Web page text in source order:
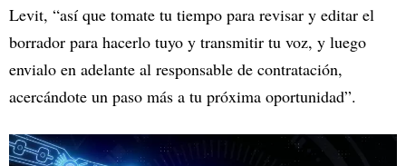
Levit, “así que tomate tu tiempo para revisar y editar el
borrador para hacerlo tuyo y transmitir tu voz, y luego
envialo en adelante al responsable de contratación,
acercándote un paso más a tu próxima oportunidad”.